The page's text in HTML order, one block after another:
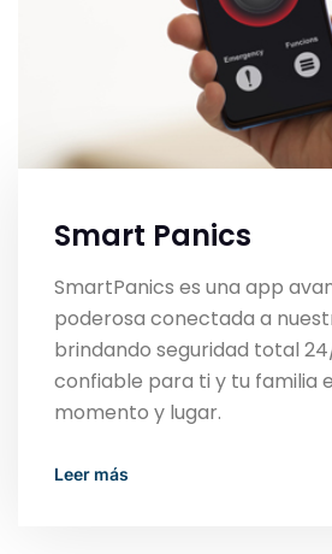
Smart Panics
SmartPanics es una app
poderosa conectada a
brindando seguridad total
confiable para ti y tu familia
momento y lugar.
Read More